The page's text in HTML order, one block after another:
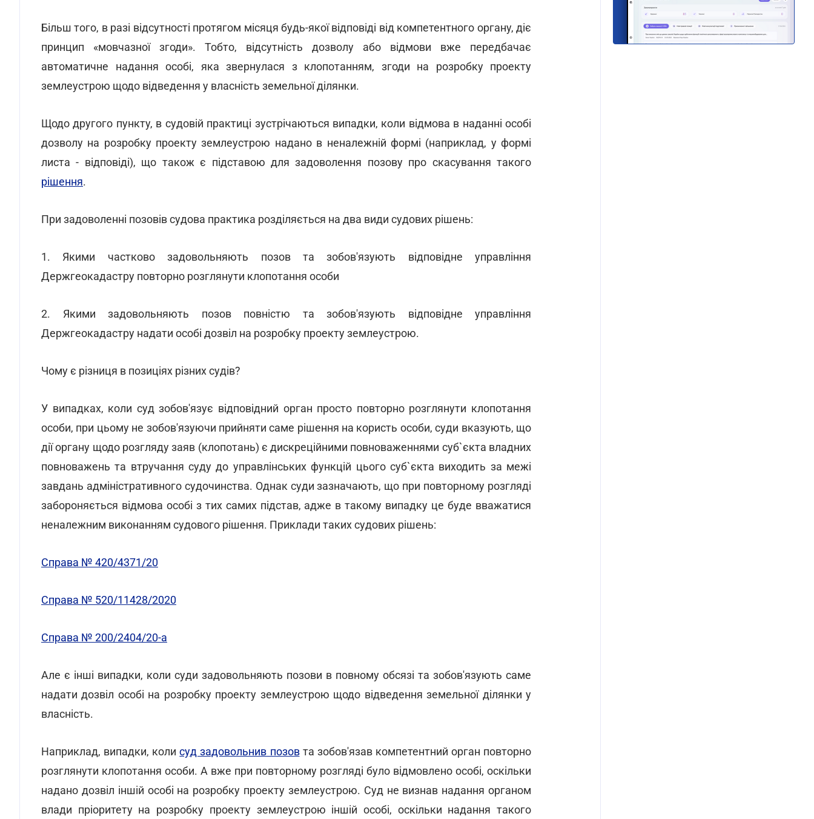
Більш того, в разі відсутності протягом місяця будь-якої відповіді від компетентного органу, діє
принцип «мовчазної згоди». Тобто, відсутність дозволу або відмови вже передбачає
автоматичне надання особі, яка звернулася з клопотанням, згоди на розробку проекту
землеустрою щодо відведення у власність земельної ділянки.
Щодо другого пункту, в судовій практиці зустрічаються випадки, коли відмова в наданні особі
дозволу на розробку проекту землеустрою надано в неналежній формі (наприклад, у формі
листа - відповіді), що також є підставою для задоволення позову про скасування такого
рішення.
При задоволенні позовів судова практика розділяється на два види судових рішень:
1. Якими частково задовольняють позов та зобов'язують відповідне управління
Держгеокадастру повторно розглянути клопотання особи
2. Якими задовольняють позов повністю та зобов'язують відповідне управління
Держгеокадастру надати особі дозвіл на розробку проекту землеустрою.
Чому є різниця в позиціях різних судів?
У випадках, коли суд зобов'язує відповідний орган просто повторно розглянути клопотання
особи, при цьому не зобов'язуючи прийняти саме рішення на користь особи, суди вказують, що
дії органу щодо розгляду заяв (клопотань) є дискреційними повноваженнями суб`єкта владних
повноважень та втручання суду до управлінських функцій цього суб`єкта виходить за межі
завдань адміністративного судочинства. Однак суди зазначають, що при повторному розгляді
забороняється відмова особі з тих самих підстав, адже в такому випадку це буде вважатися
неналежним виконанням судового рішення. Приклади таких судових рішень:
Справа № 420/4371/20
Справа № 520/11428/2020
Справа № 200/2404/20-а
Але є інші випадки, коли суди задовольняють позови в повному обсязі та зобов'язують саме
надати дозвіл особі на розробку проекту землеустрою щодо відведення земельної ділянки у
власність.
Наприклад, випадки, колисуд задовольнив позовта зобов'язав компетентний орган повторно
розглянути клопотання особи. А вже при повторному розгляді було відмовлено особі, оскільки
надано дозвіл іншій особі на розробку проекту землеустрою. Суд не визнав надання органом
влади пріоритету на розробку проекту землеустрою іншій особі, оскільки надання такого